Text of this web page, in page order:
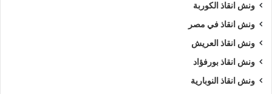
ونش انقاذ الكوربة
ونش انقاذ في مصر
ونش انقاذ العريش
ونش انقاذ بورفؤاد
ونش انقاذ النوبارية